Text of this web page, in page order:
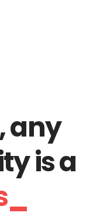
any
is a